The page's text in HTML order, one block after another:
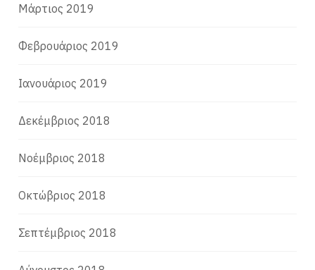
Μάρτιος 2019
Φεβρουάριος 2019
Ιανουάριος 2019
Δεκέμβριος 2018
Νοέμβριος 2018
Οκτώβριος 2018
Σεπτέμβριος 2018